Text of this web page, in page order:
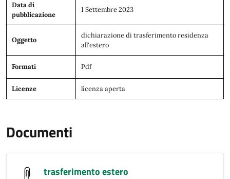
Data di
pubblicazione
1 Settembre 2023
Oggetto
dichiarazione di trasferimento residenza
all'estero
Formati Pdf
Licenze licenza aperta
Documenti
trasferimento estero